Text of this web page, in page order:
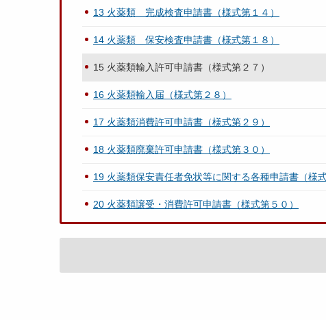
13 火薬類 完成検査申請書（様式第１４）
14 火薬類 保安検査申請書（様式第１８）
15 火薬類輸入許可申請書（様式第２７）
16 火薬類輸入届（様式第２８）
17 火薬類消費許可申請書（様式第２９）
18 火薬類廃棄許可申請書（様式第３０）
19 火薬類保安責任者免状等に関する各種申請書（様
20 火薬類譲受・消費許可申請書（様式第５０）